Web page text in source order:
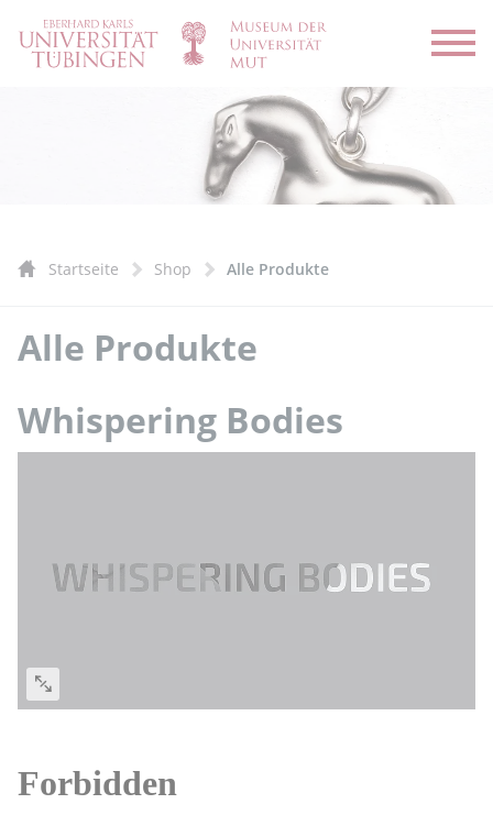
Startseite Shop Alle Produkte
Alle Produkte
Whispering Bodies